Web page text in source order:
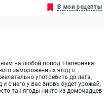
В мои рецепты
на любой повод. Наверняка
замороженных ягод в
употребить до лета,
с него у вас вновь будет урожай,
так ягоды никто из домочадцев